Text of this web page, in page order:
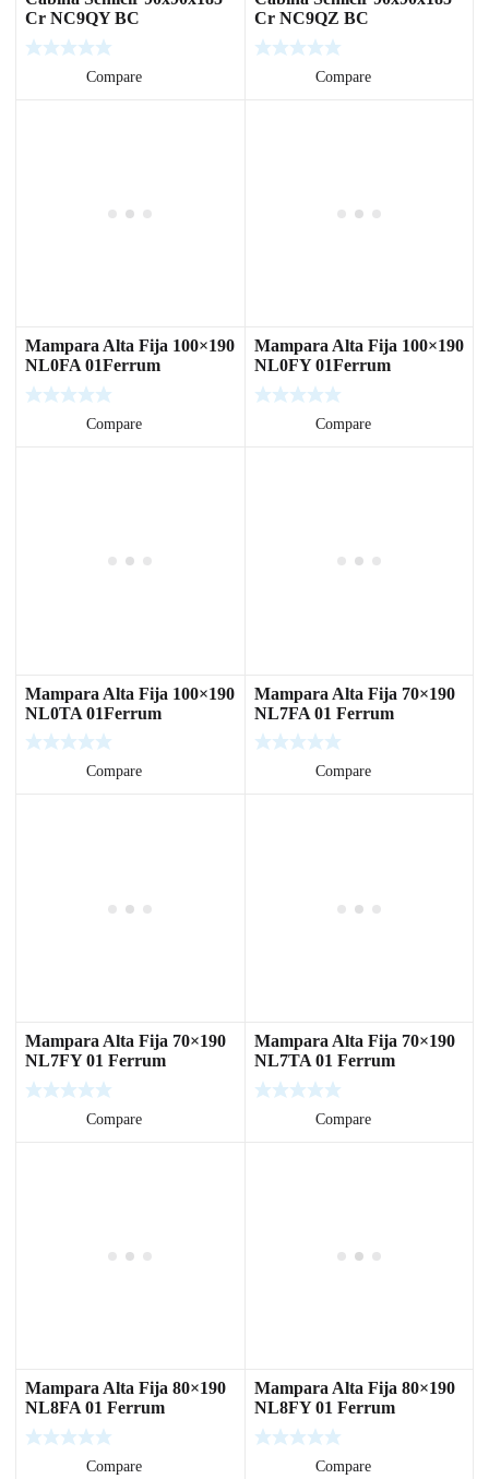
Cr NC9QY BC
Compare
Cr NC9QZ BC
Compare
Mampara Alta Fija 100×190
NL0FA 01Ferrum
Compare
Mampara Alta Fija 100×190
NL0FY 01Ferrum
Compare
Mampara Alta Fija 100×190
NL0TA 01Ferrum
Compare
Mampara Alta Fija 70×190
NL7FA 01 Ferrum
Compare
Mampara Alta Fija 70×190
NL7FY 01 Ferrum
Compare
Mampara Alta Fija 70×190
NL7TA 01 Ferrum
Compare
Mampara Alta Fija 80×190
NL8FA 01 Ferrum
Compare
Mampara Alta Fija 80×190
NL8FY 01 Ferrum
Compare